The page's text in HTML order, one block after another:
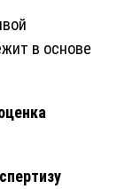
в основе